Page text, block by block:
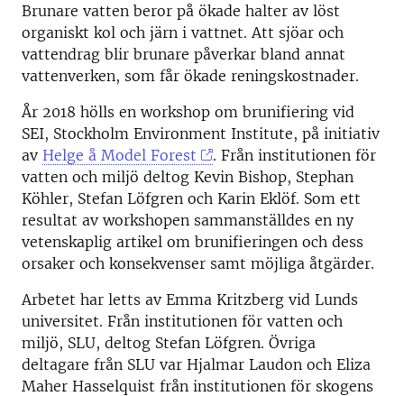
Brunare vatten beror på ökade halter av löst
organiskt kol och järn i vattnet. Att sjöar och
vattendrag blir brunare påverkar bland annat
vattenverken, som får ökade reningskostnader.
År 2018 hölls en workshop om brunifiering vid
SEI, Stockholm Environment Institute, på initiativ
av Helge å Model Forest
. Från institutionen för
vatten och miljö deltog Kevin Bishop, Stephan
Köhler, Stefan Löfgren och Karin Eklöf. Som ett
resultat av workshopen sammanställdes en ny
vetenskaplig artikel om brunifieringen och dess
orsaker och konsekvenser samt möjliga åtgärder.
Arbetet har letts av Emma Kritzberg vid Lunds
universitet. Från institutionen för vatten och
miljö, SLU, deltog Stefan Löfgren. Övriga
deltagare från SLU var Hjalmar Laudon och Eliza
Maher Hasselquist från institutionen för skogens